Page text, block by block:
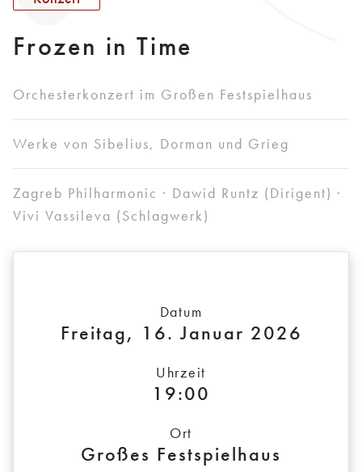
Frozen in Time
Orchesterkonzert im Großen Festspielhaus
Werke von Sibelius, Dorman und Grieg
Zagreb Philharmonic · Dawid Runtz (Dirigent) ·
Vivi Vassileva (Schlagwerk)
Datum
Freitag, 16. Januar 2026
Uhrzeit
19:00
Ort
Großes Festspielhaus